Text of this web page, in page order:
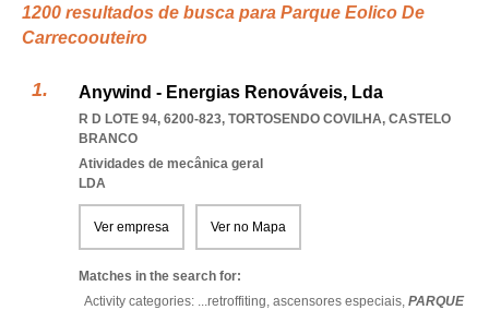
1200 resultados de busca para Parque Eolico De
Carrecoouteiro
Anywind - Energias Renováveis, Lda
R D LOTE 94, 6200-823, TORTOSENDO COVILHA, CASTELO
BRANCO
Atividades de mecânica geral
LDA
Ver empresa Ver no Mapa
Matches in the search for:
Activity categories: ...retroffiting, ascensores especiais, PARQUE